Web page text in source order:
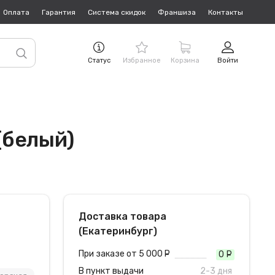
Оплата Гарантия Система скидок Франшиза Контакты
Статус Избранное Корзина Войти
Доставка товара
(Екатеринбург)
При заказе от 5 000 0
В пункт выдачи
2-3 дня